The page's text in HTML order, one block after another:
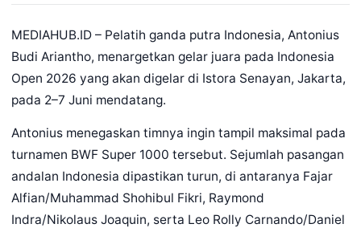
MEDIAHUB.ID – Pelatih ganda putra Indonesia, Antonius
Budi Ariantho, menargetkan gelar juara pada Indonesia
Open 2026 yang akan digelar di Istora Senayan, Jakarta,
pada 2–7 Juni mendatang.
Antonius menegaskan timnya ingin tampil maksimal pada
turnamen BWF Super 1000 tersebut. Sejumlah pasangan
andalan Indonesia dipastikan turun, di antaranya Fajar
Alfian/Muhammad Shohibul Fikri, Raymond
Indra/Nikolaus Joaquin, serta Leo Rolly Carnando/Daniel